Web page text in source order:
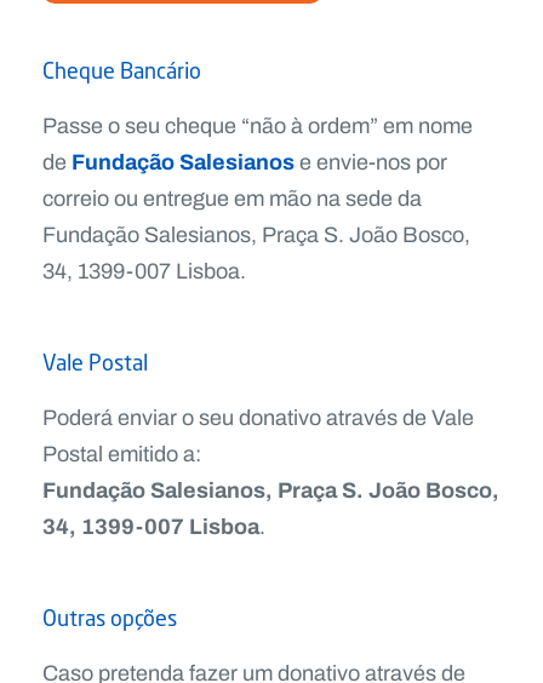
Cheque Bancário
Passe o seu cheque “não à ordem” em nome
de Fundação Salesianose envie-nos por
correio ou entregue em mão na sede da
Fundação Salesianos, Praça S. João Bosco,
34, 1399-007 Lisboa.
Vale Postal
Poderá enviar o seu donativo através de Vale
Postal emitido a:
Fundação Salesianos, Praça S. João Bosco,
34, 1399-007 Lisboa.
Outras opções
Caso pretenda fazer um donativo através de